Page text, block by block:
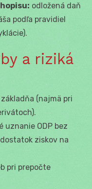
odložená daň
podľa pravidiel
a riziká
(najmä pri
uznanie ODP bez
ziskov na
pri prepočte